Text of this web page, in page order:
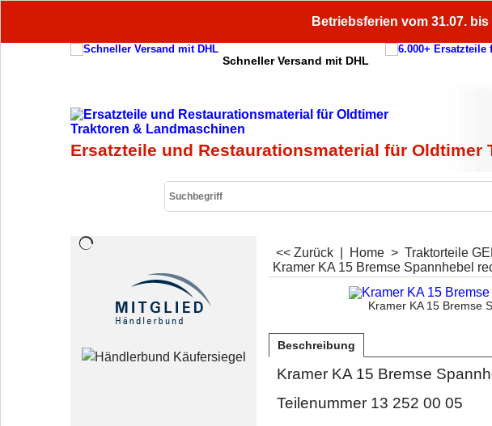
Betriebsferien vom 31.07.
Schneller Versand mit DHL
Ersatzteile und Restaurationsmaterial für Oldtimer
<< Zurück Home > Traktorteile
Kramer KA 15 Bremse Spannhebel
Kramer KA 15 Bremse
Beschreibung
Kramer KA 15 Bremse
Teilenummer 13 252 00 05